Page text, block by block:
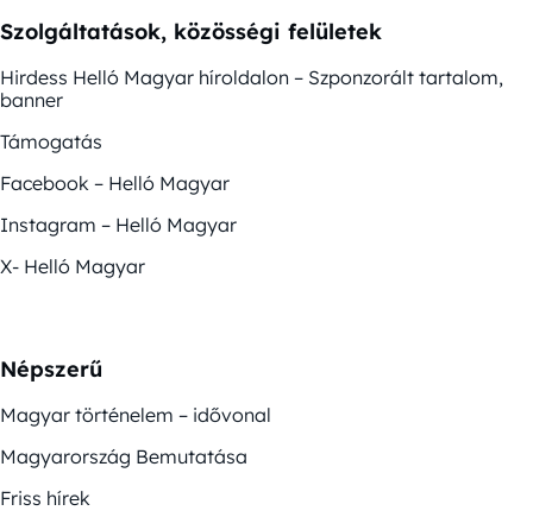
Szolgáltatások, közösségi felületek
Hirdess Helló Magyar híroldalon – Szponzorált tartalom,
banner
Támogatás
Facebook – Helló Magyar
Instagram – Helló Magyar
X- Helló Magyar
Népszerű
Magyar történelem – idővonal
Magyarország Bemutatása
Friss hírek